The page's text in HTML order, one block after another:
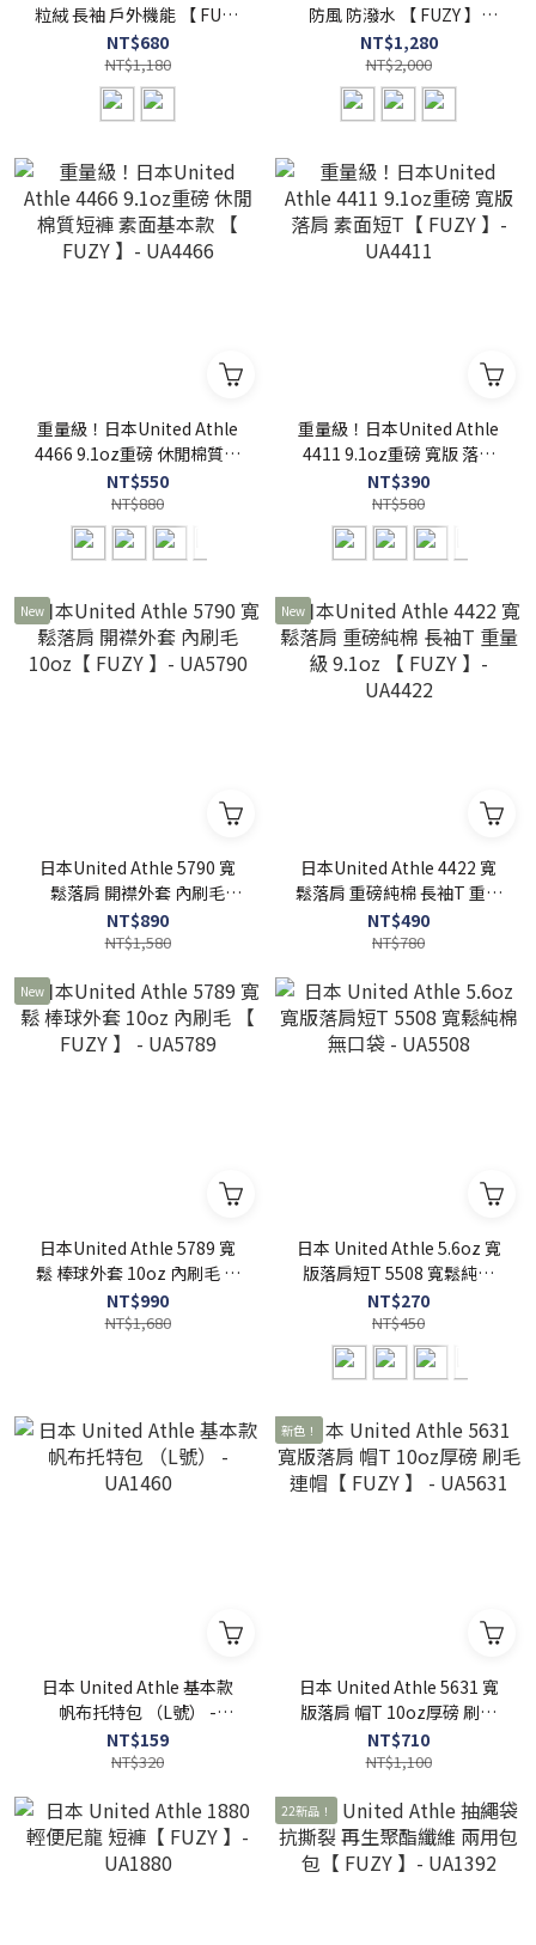
粒絨 長袖 戶外機能 【 FUZY
】- UA7098
NT$680
NT$1,180
防風 防潑水 【 FUZY 】-
UA7448
NT$1,280
NT$2,000
重量級！日本United Athle
4466 9.1oz重磅 休閒棉質短
褲 素面基本款 【 FUZY 】-
UA4466
NT$550
NT$880
重量級！日本United Athle
4411 9.1oz重磅 寬版 落肩
素面短T【 FUZY 】-
UA4411
NT$390
NT$580
New
日本United Athle 5790 寬
鬆落肩 開襟外套 內刷毛
10oz【 FUZY 】- UA5790
NT$890
NT$1,580
New
日本United Athle 4422 寬
鬆落肩 重磅純棉 長袖T 重量
級 9.1oz 【 FUZY 】-
UA4422
NT$490
NT$780
New
日本United Athle 5789 寬
鬆 棒球外套 10oz 內刷毛 【
FUZY 】 - UA5789
NT$990
NT$1,680
日本 United Athle 5.6oz 寬
版落肩短T 5508 寬鬆純棉
無口袋 - UA5508
NT$270
NT$450
日本 United Athle 基本款
帆布托特包 （L號） -
UA1460
NT$159
NT$320
新色！
日本 United Athle 5631 寬
版落肩 帽T 10oz厚磅 刷毛
連帽【 FUZY 】 - UA5631
NT$710
NT$1,100
22新品！